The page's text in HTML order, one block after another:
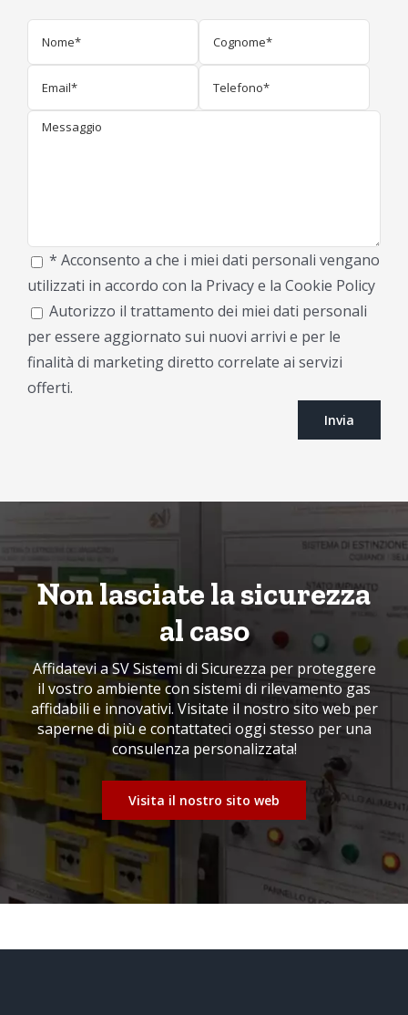
* Acconsento a che i miei dati personali vengano
utilizzati in accordo con la Privacy e la Cookie Policy
Autorizzo il trattamento dei miei dati personali
per essere aggiornato sui nuovi arrivi e per le
finalità di marketing diretto correlate ai servizi
offerti.
Non lasciate la sicurezza
al caso
Affidatevi a SV Sistemi di Sicurezza per proteggere
il vostro ambiente con sistemi di rilevamento gas
affidabili e innovativi. Visitate il nostro sito web per
saperne di più e contattateci oggi stesso per una
consulenza personalizzata!
Visita il nostro sito web